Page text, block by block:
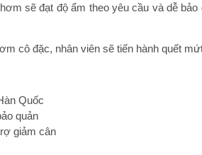
sẽ đạt độ ẩm theo yêu cầu và dễ
cô đặc, nhân viên sẽ tiến hành quết
Quốc
quản
giảm cân